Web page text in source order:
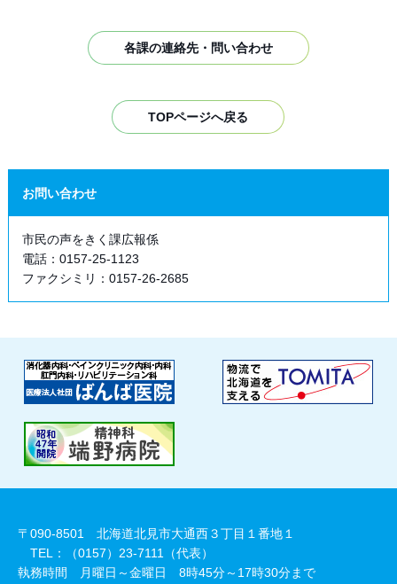
各課の連絡先・問い合わせ
TOPページへ戻る
お問い合わせ
市民の声をきく課広報係
電話：0157-25-1123
ファクシミリ：0157-26-2685
〒090-8501 北海道北見市大通西３丁目１番地１
TEL：（0157）23-7111（代表）
執務時間 月曜日～金曜日 8時45分～17時30分まで